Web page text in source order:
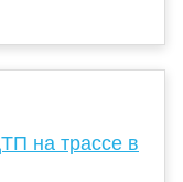
на трассе в